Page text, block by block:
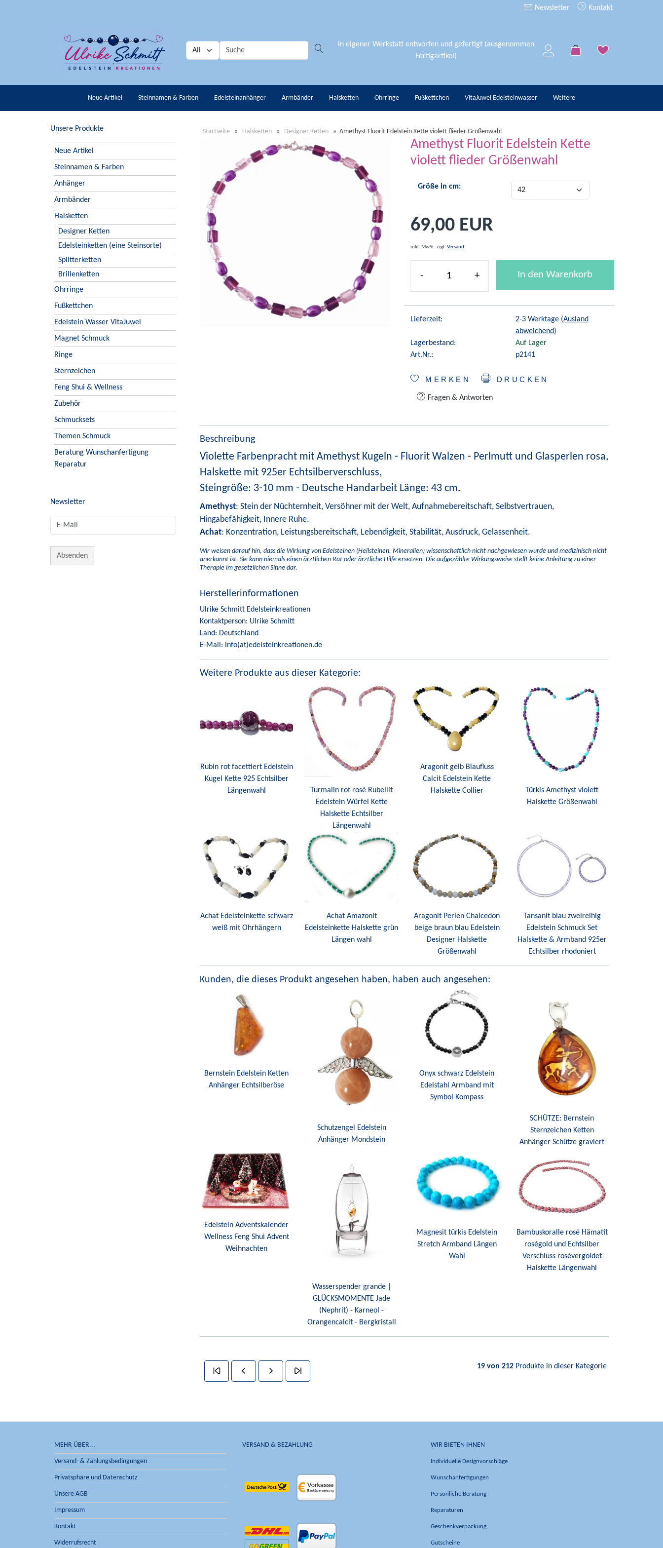
Newsletter Kontakt
in eigener Werkstatt entworfen und gefertigt (ausgenommen
Fertigartikel)
Neue Artikel Steinnamen & Farben Edelsteinanhänger Armbänder Halsketten Ohrringe Fußkettchen VitaJuwel Edelsteinwasser Weitere
Unsere Produkte
Neue Artikel
Steinnamen & Farben
Anhänger
Armbänder
Halsketten
Designer Ketten
Edelsteinketten (eine Steinsorte)
Splitterketten
Brillenketten
Ohrringe
Fußkettchen
Edelstein Wasser VitaJuwel
Magnet Schmuck
Ringe
Sternzeichen
Feng Shui & Wellness
Zubehör
Schmucksets
Themen Schmuck
Beratung Wunschanfertigung
Reparatur
Newsletter
Startseite » Halsketten » Designer Ketten » Amethyst Fluorit Edelstein Kette violett flieder Größenwahl
Amethyst Fluorit Edelstein Kette
violett flieder Größenwahl
Größe in cm:
69,00 EUR
inkl. MwSt. zzgl. Versand
- + In den Warenkorb
Lieferzeit: 2-3 Werktage (Ausland
abweichend)
Lagerbestand:
Auf Lager
Art.Nr.:
p2141
MERKEN DRUCKEN
Fragen & Antworten
Beschreibung
Violette Farbenpracht mit Amethyst Kugeln - Fluorit Walzen - Perlmutt und Glasperlen rosa,
Halskette mit 925er Echtsilberverschluss,
Steingröße: 3-10 mm - Deutsche Handarbeit Länge: 43 cm.
Amethyst: Stein der Nüchternheit, Versöhner mit der Welt, Aufnahmebereitschaft, Selbstvertrauen,
Hingabefähigkeit, Innere Ruhe.
Achat: Konzentration, Leistungsbereitschaft, Lebendigkeit, Stabilität, Ausdruck, Gelassenheit.
Wir weisen darauf hin, dass die Wirkung von Edelsteinen (Heilsteinen, Mineralien) wissenschaftlich nicht nachgewiesen wurde und medizinisch nicht
anerkannt ist. Sie kann niemals einen ärztlichen Rat oder ärztliche Hilfe ersetzen. Die aufgezählte Wirkungsweise stellt keine Anleitung zu einer
Therapie im gesetzlichen Sinne dar.
Herstellerinformationen
Ulrike Schmitt Edelsteinkreationen
Kontaktperson: Ulrike Schmitt
Land: Deutschland
E-Mail: info(at)edelsteinkreationen.de
Weitere Produkte aus dieser Kategorie:
Rubin rot facettiert Edelstein
Kugel Kette 925 Echtsilber
Längenwahl
Turmalin rot rosé Rubellit
Edelstein Würfel Kette
Halskette Echtsilber
Längenwahl
Aragonit gelb Blaufluss
Calcit Edelstein Kette
Halskette Collier
Türkis Amethyst violett
Halskette Größenwahl
Achat Edelsteinkette schwarz
weiß mit Ohrhängern
Achat Amazonit
Edelsteinkette Halskette grün
Längen wahl
Aragonit Perlen Chalcedon
beige braun blau Edelstein
Designer Halskette
Größenwahl
Tansanit blau zweireihig
Edelstein Schmuck Set
Halskette & Armband 925er
Echtsilber rhodoniert
Kunden, die dieses Produkt angesehen haben, haben auch angesehen:
Bernstein Edelstein Ketten
Anhänger Echtsilberöse
Schutzengel Edelstein
Anhänger Mondstein
Onyx schwarz Edelstein
Edelstahl Armband mit
Symbol Kompass
SCHÜTZE: Bernstein
Sternzeichen Ketten
Anhänger Schütze graviert
Edelstein Adventskalender
Wellness Feng Shui Advent
Weihnachten
Wasserspender grande |
GLÜCKSMOMENTE Jade
(Nephrit) - Karneol -
Orangencalcit - Bergkristall
Magnesit türkis Edelstein
Stretch Armband Längen
Wahl
Bambuskoralle rosé Hämatit
roségold und Echtsilber
Verschluss rosévergoldet
Halskette Längenwahl
19 von 212 Produkte in dieser Kategorie
MEHR ÜBER...
Versand- & Zahlungsbedingungen
Privatsphäre und Datenschutz
Unsere AGB
Impressum
Kontakt
Widerrufsrecht
VERSAND & BEZAHLUNG WIR BIETEN IHNEN
Individuelle Designvorschläge
Wunschanfertigungen
Persönliche Beratung
Reparaturen
Geschenkverpackung
Gutscheine